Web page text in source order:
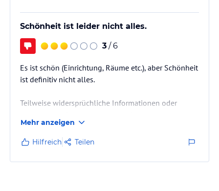
Schönheit ist leider nicht alles.
3 / 6
Es ist schön (Einrichtung, Räume etc.), aber Schönheit
ist definitiv nicht alles.
Teilweise widersprüchliche Informationen oder
geschlossenen Restaurants aufgrund eines Covid
Falls beim Küchenpersonal...alles nur zufällig durch
unser gezieltes Nachfragen erfahren!), kurzfristige
Erhöhung der Parkgebühr, personelle
Mehr anzeigen
Hilfreich Teilen